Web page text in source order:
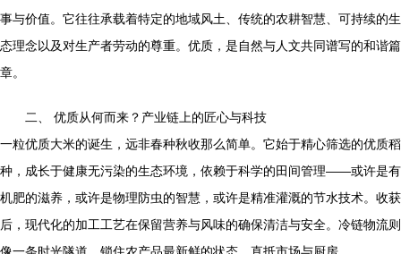
事与价值。它往往承载着特定的地域风土、传统的农耕智慧、可持续的生
态理念以及对生产者劳动的尊重。优质，是自然与人文共同谱写的和谐篇
章。
二、 优质从何而来？产业链上的匠心与科技
一粒优质大米的诞生，远非春种秋收那么简单。它始于精心筛选的优质稻
种，成长于健康无污染的生态环境，依赖于科学的田间管理——或许是有
机肥的滋养，或许是物理防虫的智慧，或许是精准灌溉的节水技术。收获
后，现代化的加工工艺在保留营养与风味的确保清洁与安全。冷链物流则